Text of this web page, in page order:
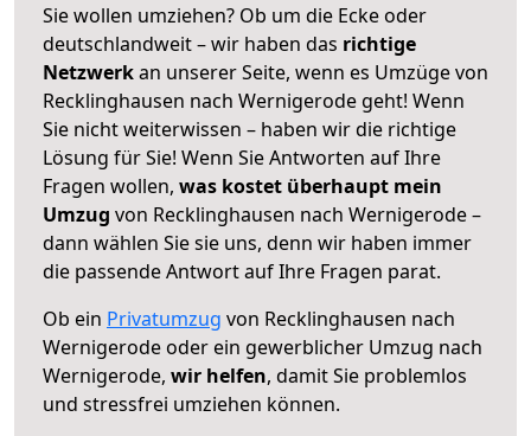
Sie wollen umziehen? Ob um die Ecke oder
deutschlandweit – wir haben das richtige
Netzwerkan unserer Seite, wenn es Umzüge von
Recklinghausen nach Wernigerode geht! Wenn
Sie nicht weiterwissen – haben wir die richtige
Lösung für Sie! Wenn Sie Antworten auf Ihre
Fragen wollen, was kostet überhaupt mein
Umzug von Recklinghausen nach Wernigerode –
dann wählen Sie sie uns, denn wir haben immer
die passende Antwort auf Ihre Fragen parat.
Ob ein Privatumzug von Recklinghausen nach
Wernigerode oder ein gewerblicher Umzug nach
Wernigerode, wir helfen, damit Sie problemlos
und stressfrei umziehen können.